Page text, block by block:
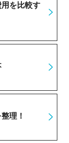
を比較す
理！